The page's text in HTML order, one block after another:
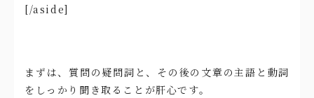
[/aside]
まずは、質問の疑問詞と、その後の文章の主語と動詞
をしっかり聞き取ることが肝心です。